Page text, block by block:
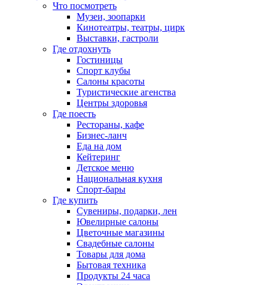
Что посмотреть
Музеи, зоопарки
Кинотеатры, театры, цирк
Выставки, гастроли
Где отдохнуть
Гостиницы
Спорт клубы
Салоны красоты
Туристические агенства
Центры здоровья
Где поесть
Рестораны, кафе
Бизнес-ланч
Еда на дом
Кейтеринг
Детское меню
Национальная кухня
Спорт-бары
Где купить
Сувениры, подарки, лен
Ювелирные салоны
Цветочные магазины
Свадебные салоны
Товары для дома
Бытовая техника
Продукты 24 часа